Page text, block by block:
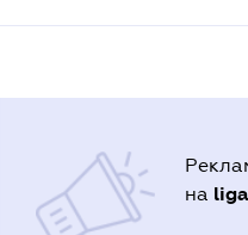
на